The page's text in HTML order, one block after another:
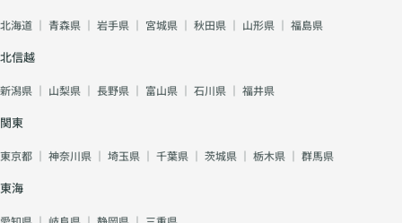
北海道 ｜ 青森県 ｜ 岩手県 ｜ 宮城県 ｜ 秋田県 ｜ 山形県 ｜ 福島県
北信越
新潟県 ｜ 山梨県 ｜ 長野県 ｜ 富山県 ｜ 石川県 ｜ 福井県
関東
東京都 ｜ 神奈川県 ｜ 埼玉県 ｜ 千葉県 ｜ 茨城県 ｜ 栃木県 ｜ 群馬県
東海